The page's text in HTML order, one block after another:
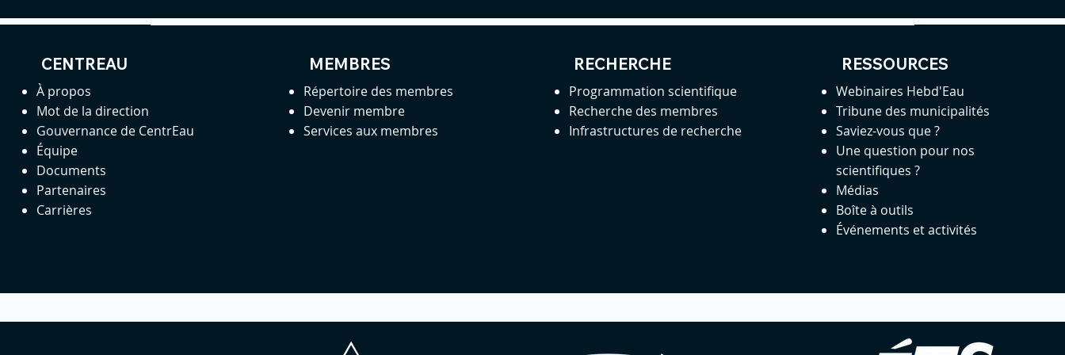
CENTREAU
À propos
Mot de la direction
Gouvernance de CentrEau
Équipe
Documents
Partenaires
Carrières
MEMBRES
Répertoire des membres
Devenir membre
Services aux membres
RECHERCHE
Programmation scientifique
Recherche des membres
Infrastructures de recherche
RESSOURCES
Webinaires Hebd'Eau
Tribune des municipalités
Saviez-vous que ?
Une question pour nos
scientifiques ?
Médias
Boîte à outils
Événements et activités